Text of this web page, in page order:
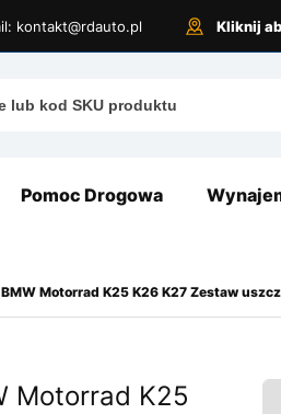
kontakt@rdauto.pl Kliknij
Pomoc Drogowa
BMW Motorrad K25 K26 K27 Zestaw
Motorrad K25